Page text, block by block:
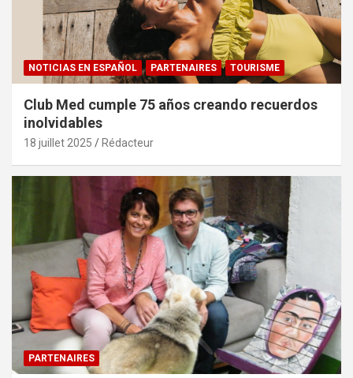
NOTICIAS EN ESPAÑOL PARTENAIRES TOURISME
Club Med cumple 75 años creando recuerdos
inolvidables
18 juillet 2025 Rédacteur
PARTENAIRES